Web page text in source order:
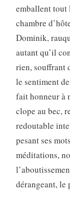
emballent tout
chambre
Dominik,
autant qu’il
rien, souffrant
le sentiment
fait honneur à
clope au bec,
redoutable
pesant ses
méditations,
dérangeant, le